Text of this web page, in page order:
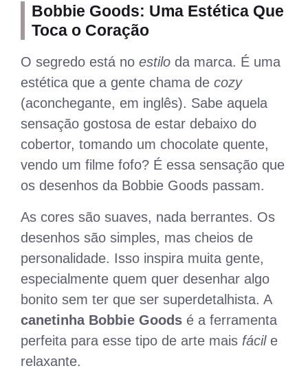
Bobbie Goods: Uma Estética Que
Toca o Coração
O segredo está no estilo da marca. É uma
estética que a gente chama de cozy
(aconchegante, em inglês). Sabe aquela
sensação gostosa de estar debaixo do
cobertor, tomando um chocolate quente,
vendo um filme fofo? É essa sensação que
os desenhos da Bobbie Goods passam.
As cores são suaves, nada berrantes. Os
desenhos são simples, mas cheios de
personalidade. Isso inspira muita gente,
especialmente quem quer desenhar algo
bonito sem ter que ser superdetalhista. A
canetinha Bobbie Goods é a ferramenta
perfeita para esse tipo de arte mais fácile
relaxante.